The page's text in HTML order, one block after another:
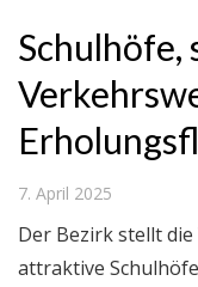
Schulhöfe,
7. April 2025
Der Bezirk stellt
attraktive